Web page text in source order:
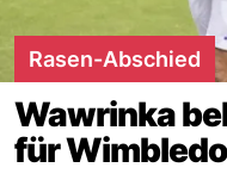
Rasen-Abschied
Wawrinka
für